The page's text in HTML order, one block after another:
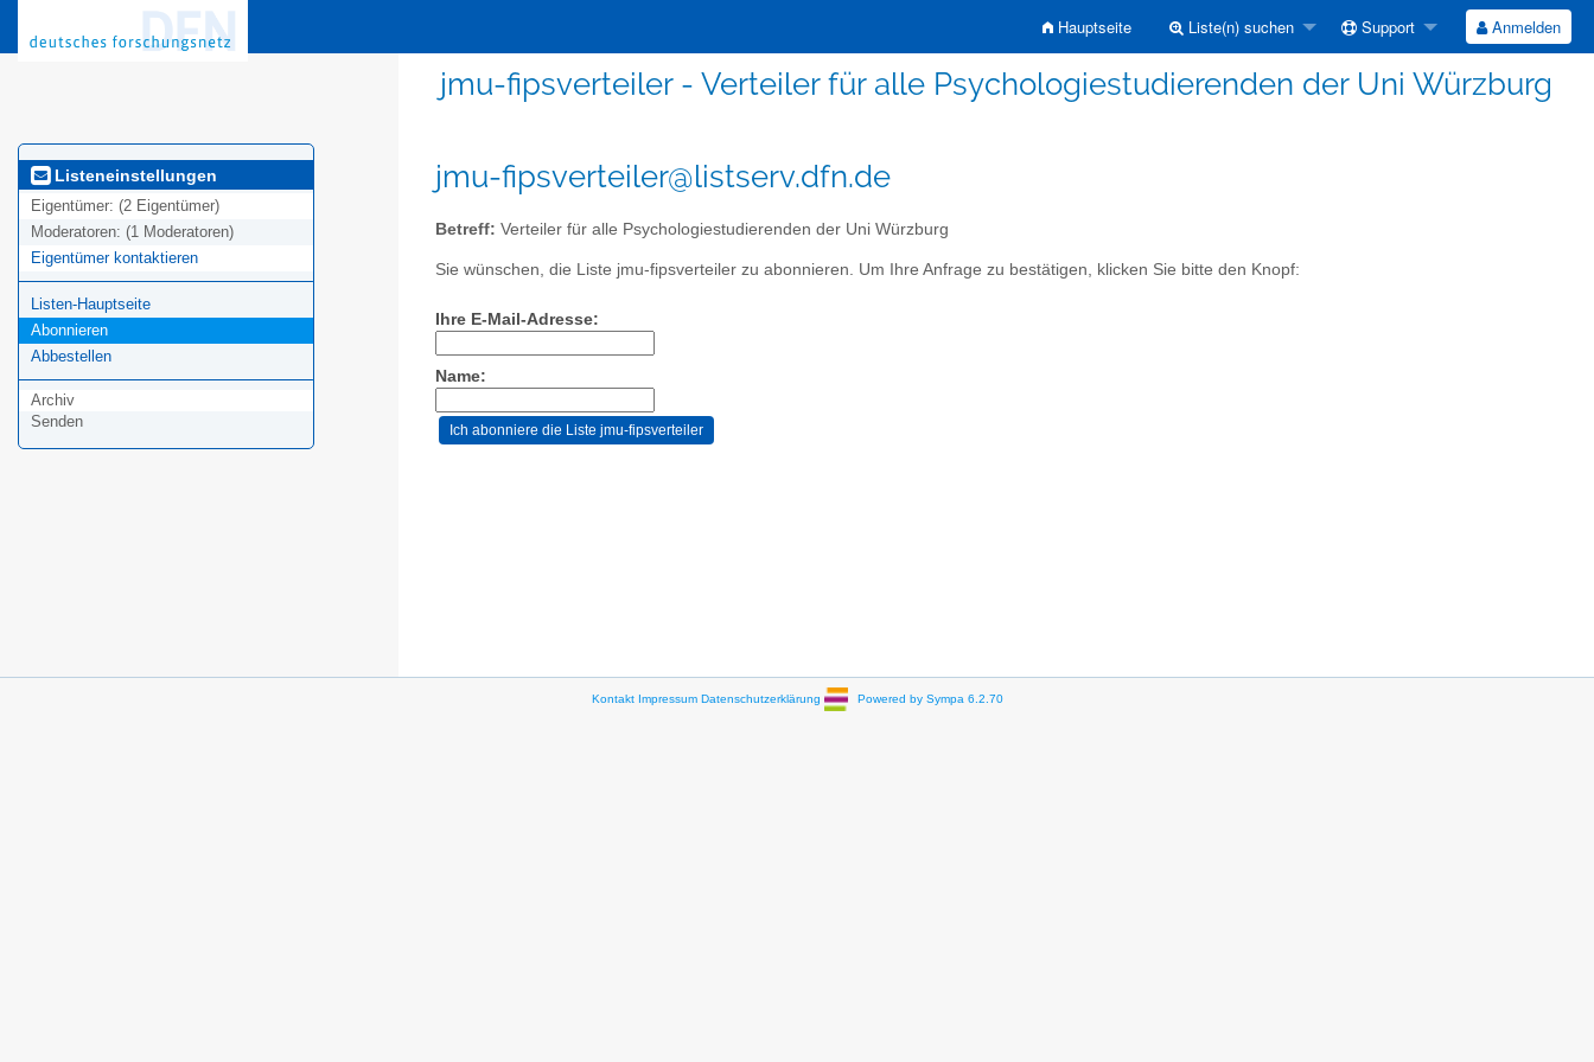
Hauptseite Liste(n) suchen Support Anmelden
jmu-fipsverteiler - Verteiler für alle Psychologiestudierenden der Uni Würzburg
Listeneinstellungen
Eigentümer: (2 Eigentümer)
Moderatoren: (1 Moderatoren)
Eigentümer kontaktieren
Listen-Hauptseite
Abonnieren
Abbestellen
Archiv
Senden
jmu-fipsverteiler@listserv.dfn.de
Betreff: Verteiler für alle Psychologiestudierenden der Uni Würzburg
Sie wünschen, die Liste jmu-fipsverteiler zu abonnieren. Um Ihre Anfrage zu bestätigen, klicken Sie bitte den Knopf:
Ihre E-Mail-Adresse:
Name:
Kontakt Impressum Datenschutzerklärung Powered by Sympa 6.2.70